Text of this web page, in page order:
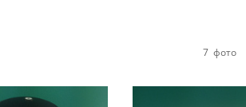
7 фото